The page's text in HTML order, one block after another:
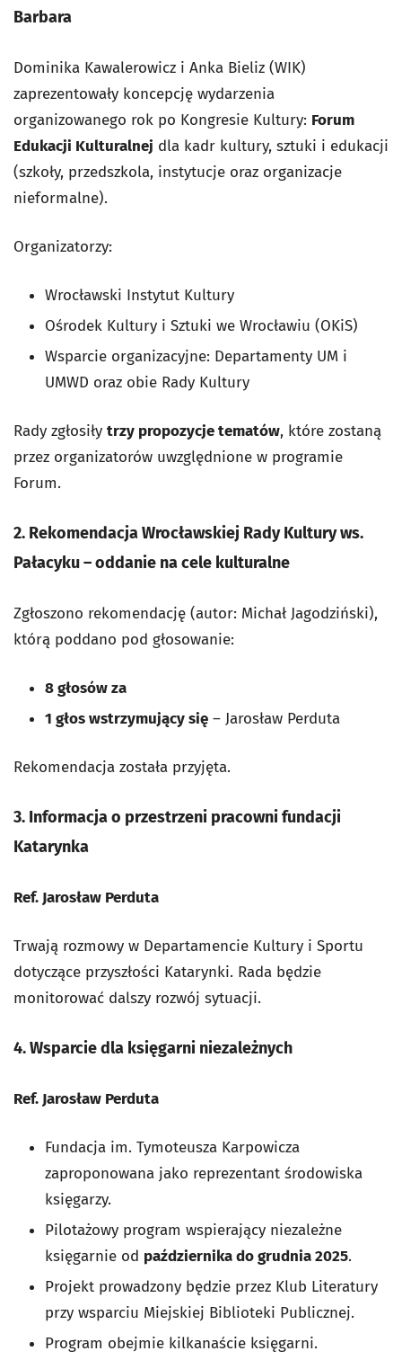
Barbara
Dominika Kawalerowicz i Anka Bieliz (WIK)
zaprezentowały koncepcję wydarzenia
organizowanego rok po Kongresie Kultury: Forum
Edukacji Kulturalnej dla kadr kultury, sztuki i edukacji
(szkoły, przedszkola, instytucje oraz organizacje
nieformalne).
Organizatorzy:
Wrocławski Instytut Kultury
Ośrodek Kultury i Sztuki we Wrocławiu (OKiS)
Wsparcie organizacyjne: Departamenty UM i
UMWD oraz obie Rady Kultury
Rady zgłosiły trzy propozycje tematów, które zostaną
przez organizatorów uwzględnione w programie
Forum.
2. Rekomendacja Wrocławskiej Rady Kultury ws.
Pałacyku – oddanie na cele kulturalne
Zgłoszono rekomendację (autor: Michał Jagodziński),
którą poddano pod głosowanie:
8 głosów za
1 głos wstrzymujący się – Jarosław Perduta
Rekomendacja została przyjęta.
3. Informacja o przestrzeni pracowni fundacji
Katarynka
Ref. Jarosław Perduta
Trwają rozmowy w Departamencie Kultury i Sportu
dotyczące przyszłości Katarynki. Rada będzie
monitorować dalszy rozwój sytuacji.
4. Wsparcie dla księgarni niezależnych
Ref. Jarosław Perduta
Fundacja im. Tymoteusza Karpowicza
zaproponowana jako reprezentant środowiska
księgarzy.
Pilotażowy program wspierający niezależne
księgarnie od października do grudnia 2025.
Projekt prowadzony będzie przez Klub Literatury
przy wsparciu Miejskiej Biblioteki Publicznej.
Program obejmie kilkanaście księgarni.